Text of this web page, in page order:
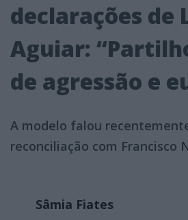
declarações de
Aguiar:
de agressão e
A modelo falou
reconciliação com Francisco
Sâmia Fiates